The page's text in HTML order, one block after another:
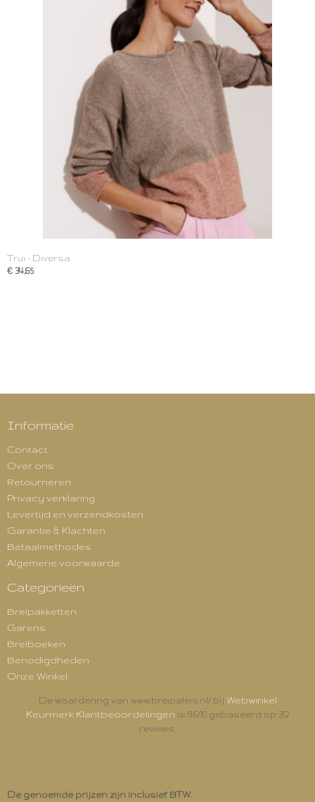
Trui - Diversa
€ 34,65
Informatie
Contact
Over ons
Retourneren
Privacy verklaring
Levertijd en verzendkosten
Garantie & Klachten
Betaalmethodes
Algemene voorwaarde
Categorieën
Breipakketten
Garens
Breiboeken
Benodigdheden
Onze Winkel
De waardering van www.breipaleis.nl/ bij Webwinkel
Keurmerk Klantbeoordelingen is 9.6/10 gebaseerd op 312
reviews.
De genoemde prijzen zijn inclusief BTW.